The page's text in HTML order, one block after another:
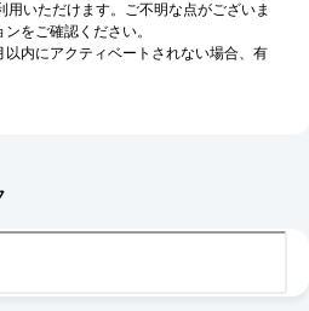
用いただけます。ご不明な点がございま
をご確認ください。
以内にアクティベートされない場合、有